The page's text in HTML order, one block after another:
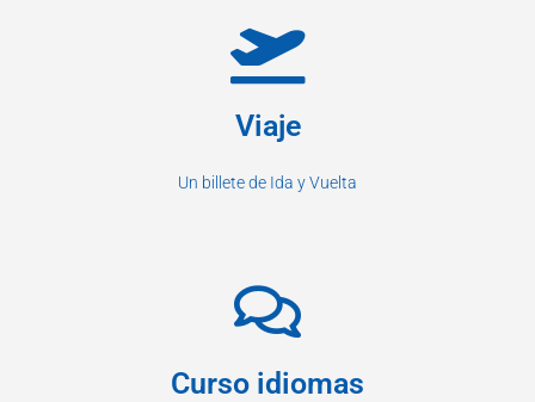
Viaje
Un billete de Ida y Vuelta
Curso idiomas